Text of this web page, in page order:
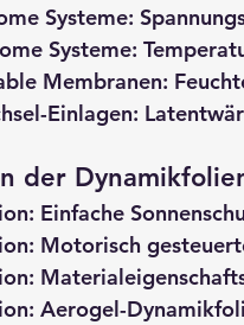
Systeme:
Systeme:
Membranen:
Einlagen:
der
: Einfache
: Motorisch
:
: Aerogel-